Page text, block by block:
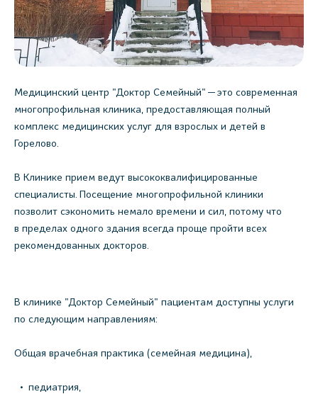
Медицинский центр "Доктор Семейный" — это современная
многопрофильная клиника, предоставляющая полный
комплекс медицинских услуг для взрослых и детей в
Горелово.
В Клинике прием ведут высококвалифицированные
специалисты. Посещение многопрофильной клиники
позволит сэкономить немало времени и сил, потому что
в пределах одного здания всегда проще пройти всех
рекомендованных докторов.
В клинике "Доктор Семейный" пациентам доступны услуги
по следующим направлениям:
Общая врачебная практика (семейная медицина),
педиатрия,